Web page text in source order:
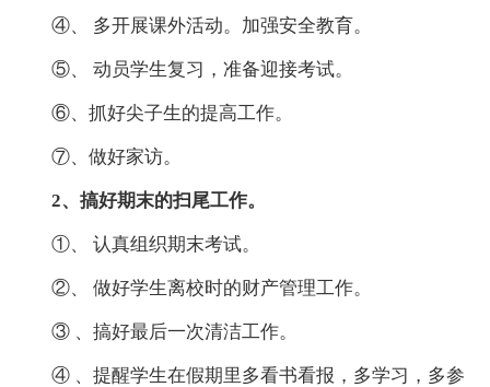
④、 多开展课外活动。加强安全教育。
⑤、 动员学生复习，准备迎接考试。
⑥、抓好尖子生的提高工作。
⑦、做好家访。
2、搞好期末的扫尾工作。
①、 认真组织期末考试。
②、 做好学生离校时的财产管理工作。
③ 、搞好最后一次清洁工作。
④ 、提醒学生在假期里多看书看报，多学习，多参